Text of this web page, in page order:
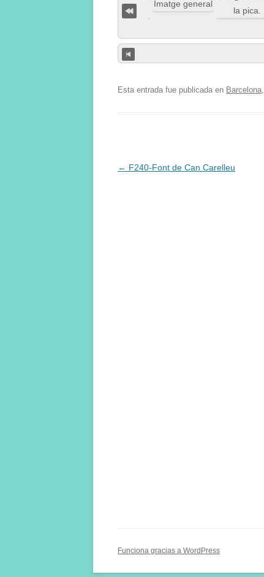
Esta entrada fue publicada en Barcelona,
Navegación
← F240-Font de Can Carelleu
Funciona gracias a WordPress